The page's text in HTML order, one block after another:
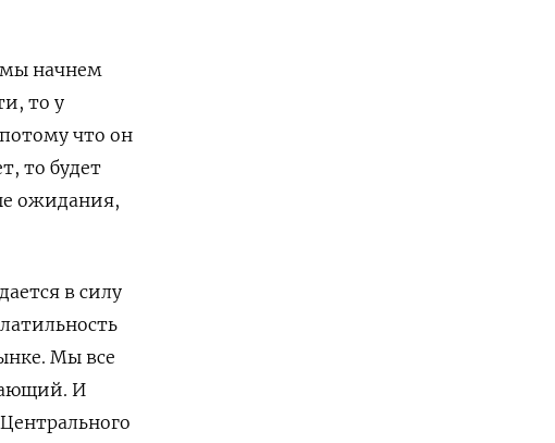
мы начнем
то у
что он
то будет
ожидания,
в силу
Мы все
И